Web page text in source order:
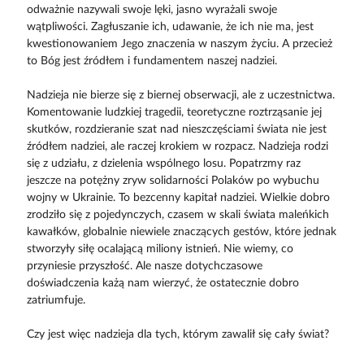
odważnie nazywali swoje lęki, jasno wyrażali swoje
wątpliwości. Zagłuszanie ich, udawanie, że ich nie ma, jest
kwestionowaniem Jego znaczenia w naszym życiu. A przecież
to Bóg jest źródłem i fundamentem naszej nadziei.
Nadzieja nie bierze się z biernej obserwacji, ale z uczestnictwa.
Komentowanie ludzkiej tragedii, teoretyczne roztrząsanie jej
skutków, rozdzieranie szat nad nieszczęściami świata nie jest
źródłem nadziei, ale raczej krokiem w rozpacz. Nadzieja rodzi
się z udziału, z dzielenia wspólnego losu. Popatrzmy raz
jeszcze na potężny zryw solidarności Polaków po wybuchu
wojny w Ukrainie. To bezcenny kapitał nadziei. Wielkie dobro
zrodziło się z pojedynczych, czasem w skali świata maleńkich
kawałków, globalnie niewiele znaczących gestów, które jednak
stworzyły siłę ocalającą miliony istnień. Nie wiemy, co
przyniesie przyszłość. Ale nasze dotychczasowe
doświadczenia każą nam wierzyć, że ostatecznie dobro
zatriumfuje.
Czy jest więc nadzieja dla tych, którym zawalił się cały świat?